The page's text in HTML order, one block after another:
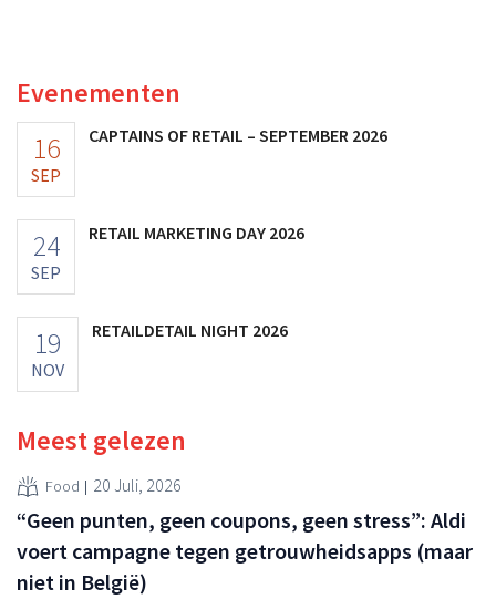
Evenementen
16
SEP
CAPTAINS OF RETAIL – SEPTEMBER 2026
24
SEP
RETAIL MARKETING DAY 2026
19
NOV
RETAILDETAIL NIGHT 2026
Meest gelezen
Food 20 Juli, 2026
“Geen punten, geen coupons, geen stress”: Aldi
voert campagne tegen getrouwheidsapps (maar
niet in België)